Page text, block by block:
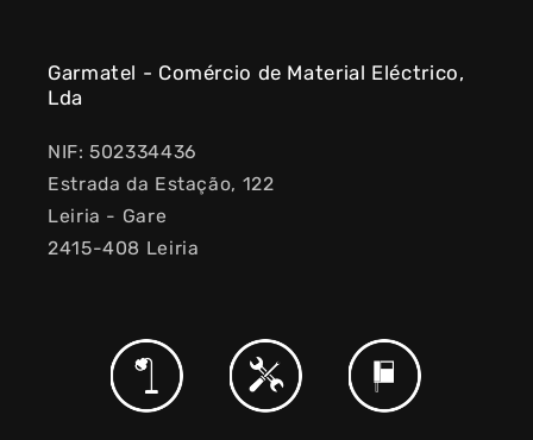
Garmatel - Comércio de Material Eléctrico,
Lda
NIF: 502334436
Estrada da Estação, 122
Leiria - Gare
2415-408 Leiria